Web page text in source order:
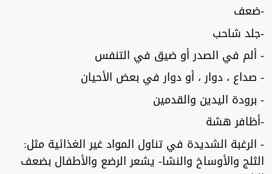
-ضعف
-جلد شاحب
- ألم في الصدر أو ضيق في التنفس
- صداع ، دوار ، أو دوار في بعض الأحيان
- برودة اليدين والقدمين
-أظافر هشة
- الرغبة الشديدة في تناول المواد غير الغذائية مثل:
الثلج والأوساخ والنشا- يشعر الرضع والأطفال بضعف